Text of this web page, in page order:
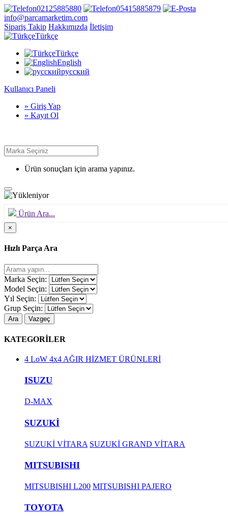
02125885880
05415885879
info@parcamarketim.com
Sipariş Takip Hakkımızda İletişim
Türkçe
Türkçe
English
русский
Kullanıcı Paneli
» Giriş Yap
» Kayıt Ol
Ürün sonuçları için arama yapınız.
Ürün Ara...
×
Hızlı Parça Ara
Marka Seçin:
Model Seçin:
Yıl Seçin:
Grup Seçin:
Ara Vazgeç
KATEGORİLER
4 LoW 4x4 AĞIR HİZMET ÜRÜNLERİ
ISUZU
D-MAX
SUZUKİ
SUZUKİ VİTARA SUZUKİ GRAND VİTARA
MITSUBISHI
MITSUBISHI L200 MITSUBISHI PAJERO
TOYOTA